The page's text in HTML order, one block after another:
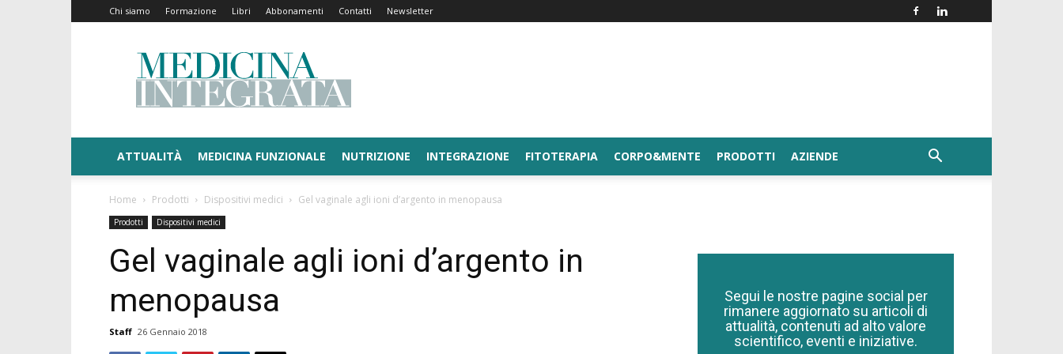
Chi siamo Formazione Libri Abbonamenti Contatti Newsletter
Medicina
Integrata
ATTUALITÀ MEDICINA FUNZIONALE NUTRIZIONE INTEGRAZIONE FITOTERAPIA CORPO&MENTE PRODOTTI AZIENDE
Home Prodotti Dispositivi medici Gel vaginale agli ioni d’argento in menopausa
Prodotti Dispositivi medici
Gel vaginale agli ioni d’argento in
menopausa
Staff 26 Gennaio 2018
Segui le nostre pagine social per
rimanere aggiornato su articoli di
attualità, contenuti ad alto valore
scientifico, eventi e iniziative.